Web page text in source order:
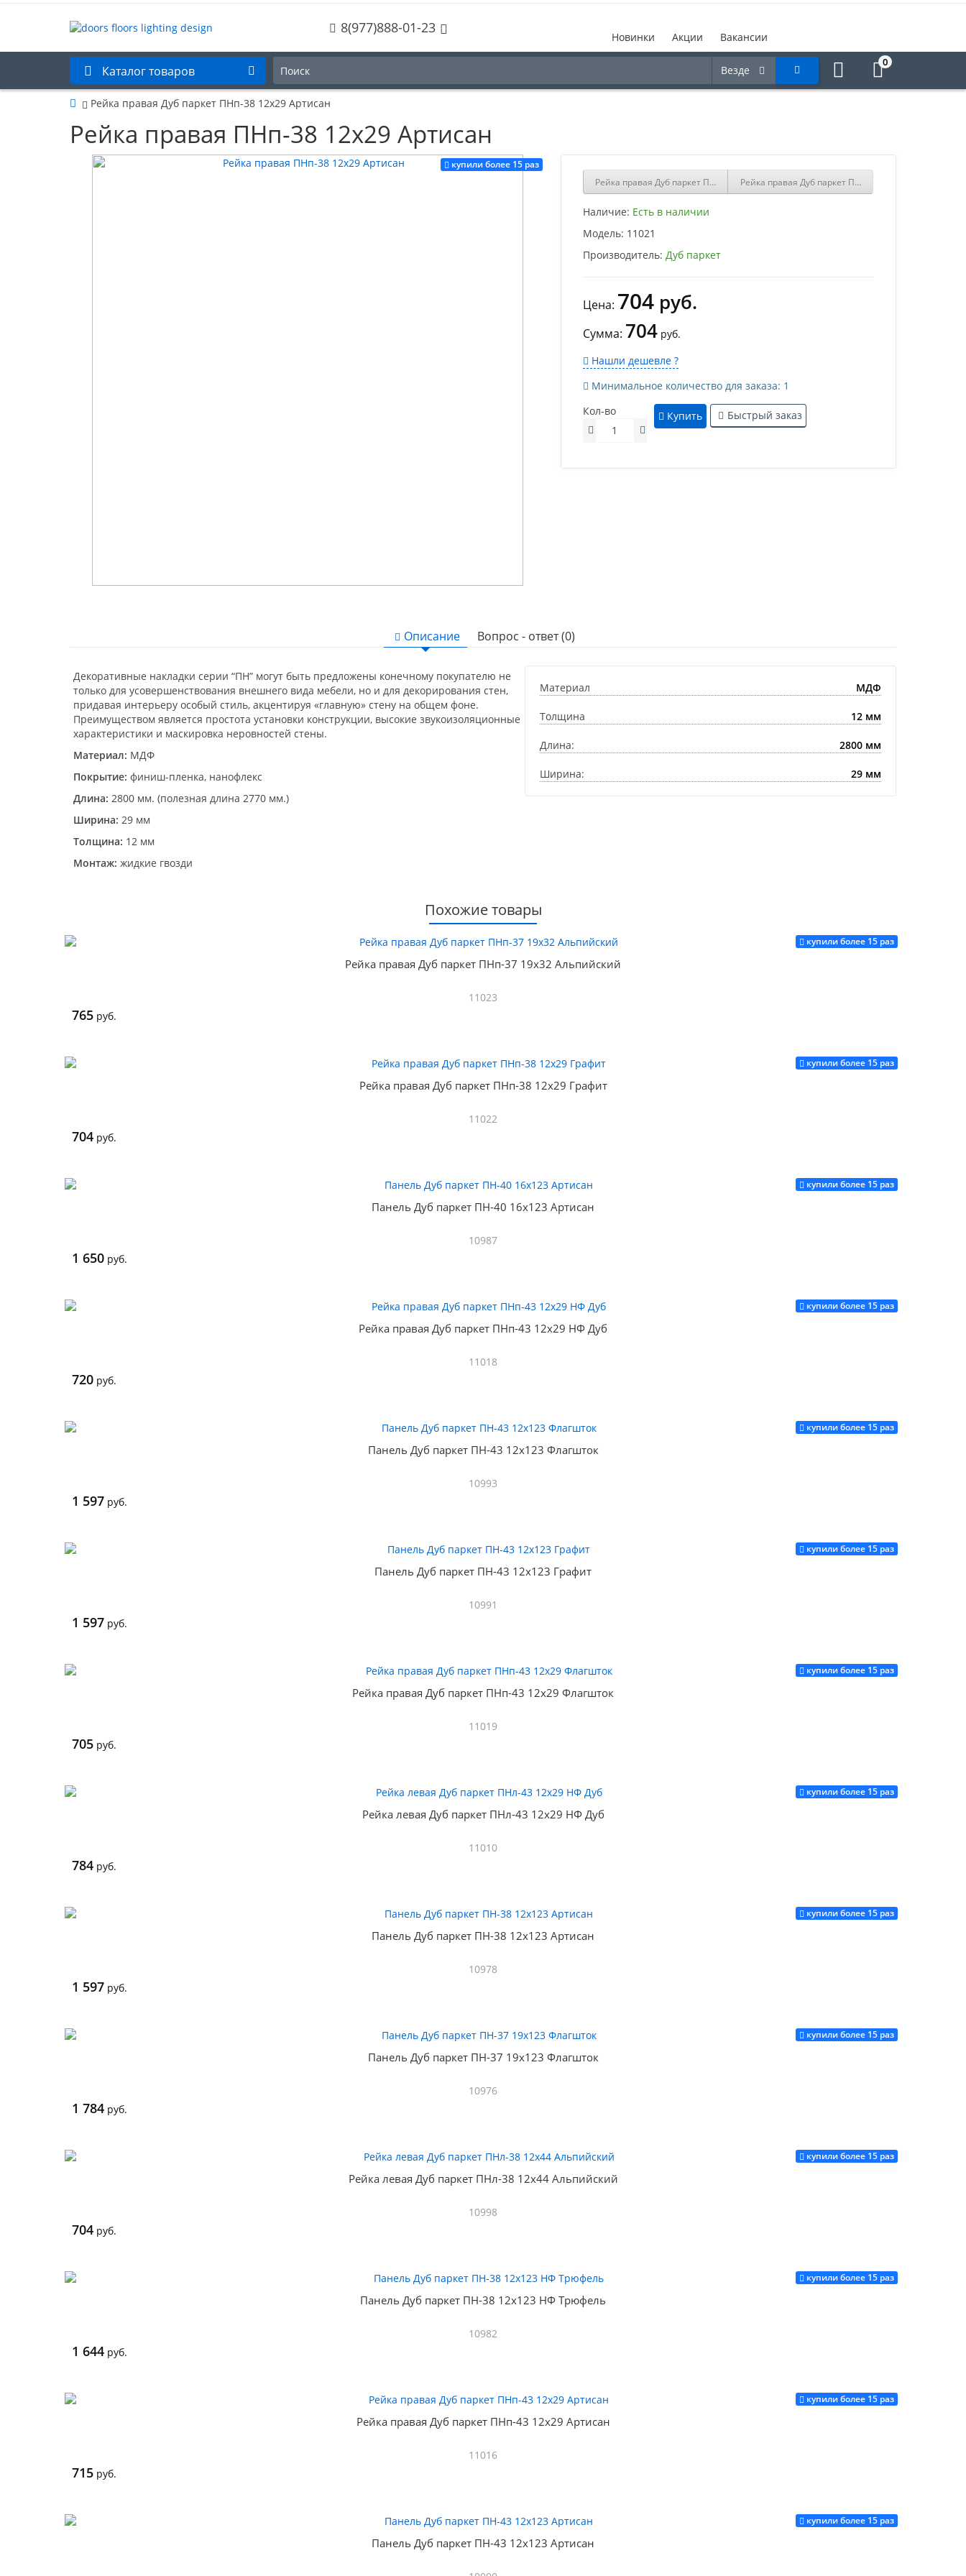
8(977)888-01-23
Новинки Акции Вакансии
Каталог товаров Везде
0
Рейка правая Дуб паркет ПНп-38 12х29 Артисан
Рейка правая ПНп-38 12х29 Артисан
купили более 15 раз
Рейка правая Дуб паркет ПНп-38 12х29 АльпийскийРейка правая Дуб паркет ПНп-38 12х29 Графит
Наличие: Есть в наличии
Модель: 11021
Производитель: Дуб паркет
Цена: 704руб.
Сумма: 704руб.
Нашли дешевле ?
Минимальное количество для заказа: 1
Кол-во
Купить Быстрый заказ
Описание Вопрос - ответ (0)
Декоративные накладки серии “ПН” могут быть предложены конечному покупателю не
только для усовершенствования внешнего вида мебели, но и для декорирования стен,
придавая интерьеру особый стиль, акцентируя «главную» стену на общем фоне.
Преимуществом является простота установки конструкции, высокие звукоизоляционные
характеристики и маскировка неровностей стены.
Материал: МДФ
Покрытие: финиш-пленка, нанофлекс
Длина: 2800 мм. (полезная длина 2770 мм.)
Ширина: 29 мм
Толщина: 12 мм
Монтаж: жидкие гвозди
Материал МДФ
Толщина 12 мм
Длина: 2800 мм
Ширина: 29 мм
Похожие товары
купили более 15 раз
Рейка правая Дуб паркет ПНп-37 19х32 Альпийский
11023
765 руб.
Купить
купили более 15 раз
Рейка правая Дуб паркет ПНп-38 12х29 Графит
11022
704 руб.
Купить
купили более 15 раз
Панель Дуб паркет ПН-40 16х123 Артисан
10987
1 650 руб.
Купить
купили более 15 раз
Рейка правая Дуб паркет ПНп-43 12х29 НФ Дуб
11018
720 руб.
Купить
купили более 15 раз
Панель Дуб паркет ПН-43 12х123 Флагшток
10993
1 597 руб.
Купить
купили более 15 раз
Панель Дуб паркет ПН-43 12х123 Графит
10991
1 597 руб.
Купить
купили более 15 раз
Рейка правая Дуб паркет ПНп-43 12х29 Флагшток
11019
705 руб.
Купить
купили более 15 раз
Рейка левая Дуб паркет ПНл-43 12х29 НФ Дуб
11010
784 руб.
Купить
купили более 15 раз
Панель Дуб паркет ПН-38 12х123 Артисан
10978
1 597 руб.
Купить
купили более 15 раз
Панель Дуб паркет ПН-37 19х123 Флагшток
10976
1 784 руб.
Купить
купили более 15 раз
Рейка левая Дуб паркет ПНл-38 12х44 Альпийский
10998
704 руб.
Купить
купили более 15 раз
Панель Дуб паркет ПН-38 12х123 НФ Трюфель
10982
1 644 руб.
Купить
купили более 15 раз
Рейка правая Дуб паркет ПНп-43 12х29 Артисан
11016
715 руб.
Купить
купили более 15 раз
Панель Дуб паркет ПН-43 12х123 Артисан